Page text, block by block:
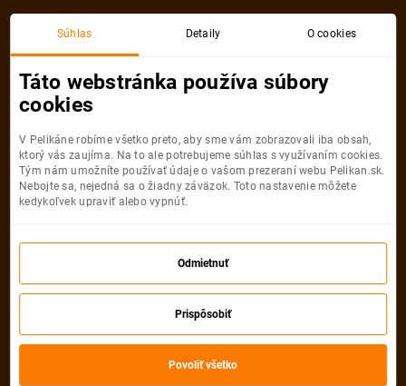
Akciová letenka
už nie je dostupná
Vybrať inú akciovú letenku
Súhlas Detaily O cookies
Táto webstránka používa súbory
cookies
V Pelikáne robíme všetko preto, aby sme vám zobrazovali iba obsah,
ktorý vás zaujíma. Na to ale potrebujeme súhlas s využívaním cookies.
Tým nám umožníte používať údaje o vašom prezeraní webu Pelikan.sk.
Nebojte sa, nejedná sa o žiadny záväzok. Toto nastavenie môžete
kedykoľvek upraviť alebo vypnúť.
Odmietnuť
Prispôsobiť
Povoliť všetko